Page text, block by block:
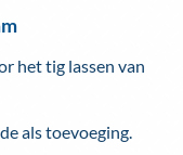
het tig lassen van
als toevoeging.